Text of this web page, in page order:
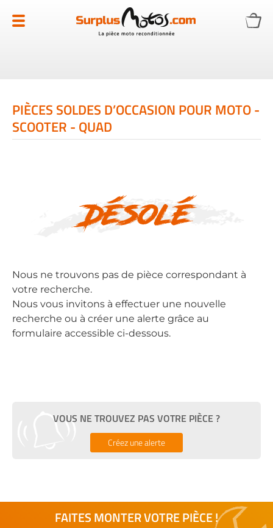
au
contenu
PIÈCES SOLDES D’OCCASION POUR MOTO -
SCOOTER - QUAD
Désolé
Nous ne trouvons pas de pièce correspondant à
votre recherche.
Nous vous invitons à effectuer une nouvelle
recherche ou à créer une alerte grâce au
formulaire accessible ci-dessous.
VOUS NE TROUVEZ PAS VOTRE PIÈCE ?
Créez une alerte
FAITES MONTER VOTRE PIÈCE !